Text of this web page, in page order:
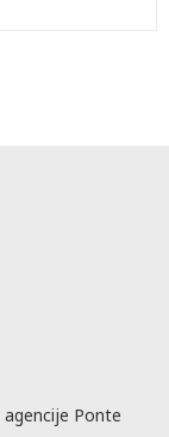
agencije Ponte